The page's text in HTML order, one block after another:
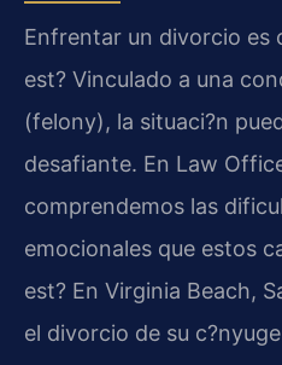
Enfrentar un divorcio es
est? Vinculado a una
(felony), la situaci?n
desafiante. En Law
comprendemos las
emocionales que estos
est? En Virginia Beach,
el divorcio de su